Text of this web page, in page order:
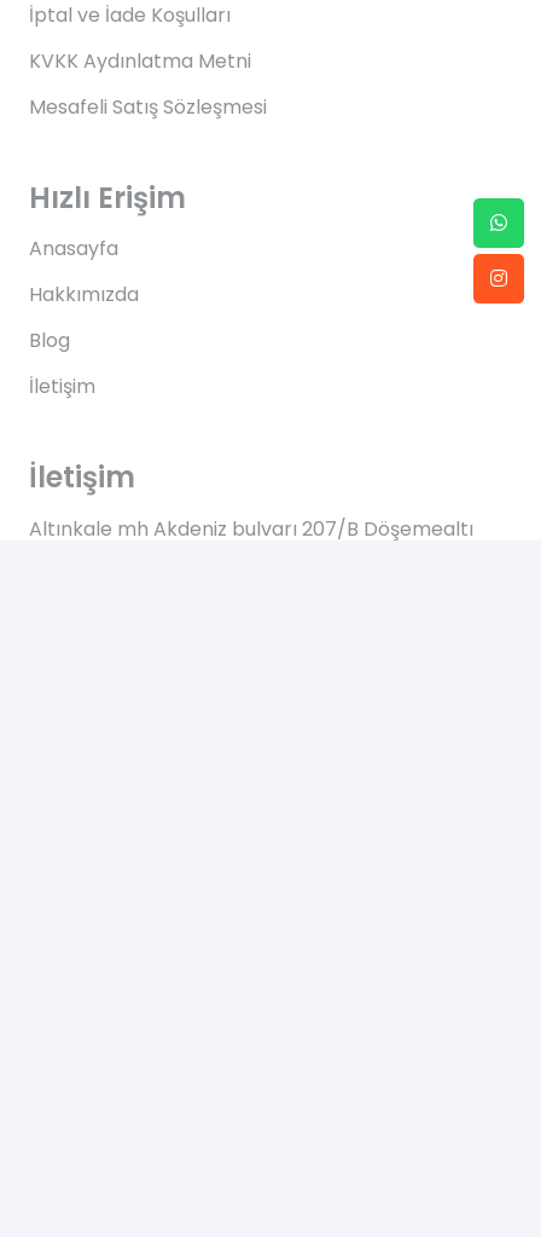
İptal ve İade Koşulları
KVKK Aydınlatma Metni
Mesafeli Satış Sözleşmesi
Hızlı Erişim
Anasayfa
Hakkımızda
Blog
İletişim
İletişim
Altınkale mh Akdeniz bulvarı 207/B Döşemealtı